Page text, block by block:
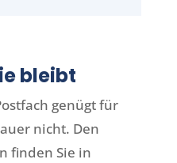
bleibt
genügt für
nicht. Den
finden Sie in